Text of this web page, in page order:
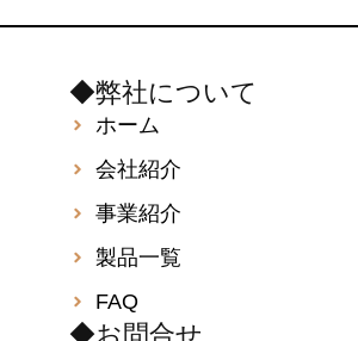
◆弊社について
ホーム
会社紹介
事業紹介
製品一覧
FAQ
◆お問合せ